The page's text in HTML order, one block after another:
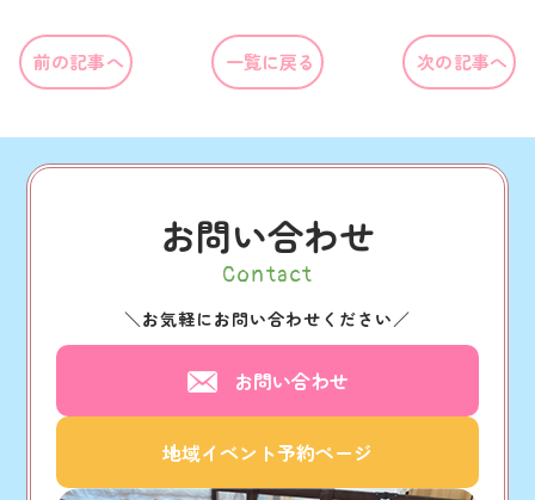
前の記事へ 一覧に戻る 次の記事へ
お問い合わせ
Contact
＼ お気軽にお問い合わせください ／
お問い合わせ
地域イベント予約ページ